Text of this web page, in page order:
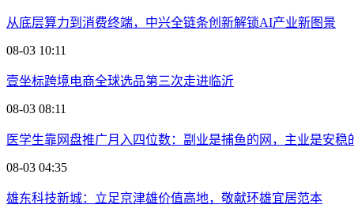
从底层算力到消费终端，中兴全链条创新解锁AI产业新图景
08-03 10:11
壹坐标跨境电商全球选品第三次走进临沂
08-03 08:11
医学生靠网盘推广月入四位数：副业是捕鱼的网，主业是安稳
08-03 04:35
雄东科技新城：立足京津雄价值高地，敬献环雄宜居范本